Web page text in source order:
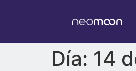
Día: 14